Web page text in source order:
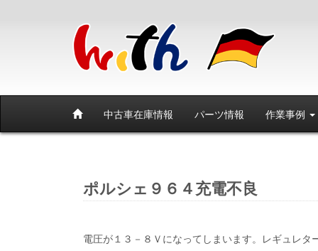
中古車在庫情報 パーツ情報 作業事例
ポルシェ９６４充電不良
電圧が１３－８Ｖになってしまいます。レギュレ